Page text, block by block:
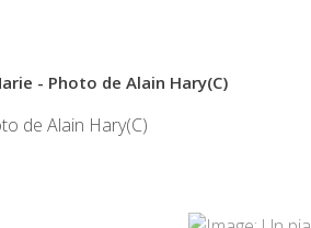
- Photo de Alain Hary(C)